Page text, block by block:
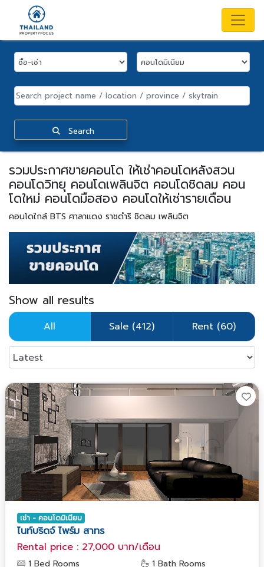
Search
รวมประกาศขายคอนโด ให้เช่าคอนโดหลังสวน
คอนโดวิทยุ คอนโดเพลินจิต คอนโดชิดลม คอน
โดใหม่ คอนโดมือสอง คอนโดให้เช่ารายเดือน
คอนโดใกล้ BTS ศาลาแดง ราชดำริ ชิดลม เพลินจิต
Show all results
All Sale (412) Rent (60)
เช่า - คอนโดมิเนียม
ไนท์บริดจ์ ไพร์ม สาทร
Rental price : 27,000 บาท/เดือน
1 Bed Rooms
1 Bath Rooms